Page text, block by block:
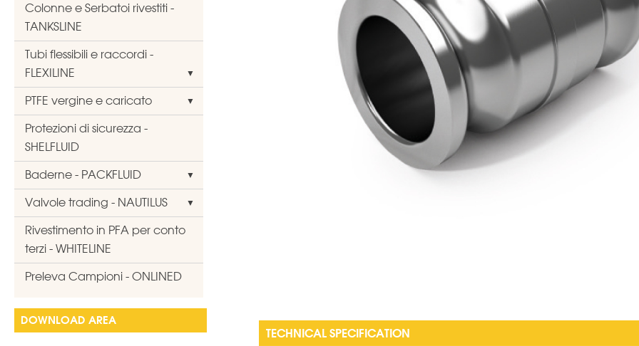
Colonne e Serbatoi rivestiti -
TANKSLINE
Tubi flessibili e raccordi -
FLEXILINE
PTFE vergine e caricato
Protezioni di sicurezza -
SHELFLUID
Baderne - PACKFLUID
Valvole trading - NAUTILUS
Rivestimento in PFA per conto
terzi - WHITELINE
Preleva Campioni - ONLINED
DOWNLOAD AREA
TECHNICAL SPECIFICATION